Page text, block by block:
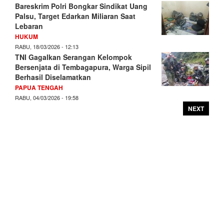
Bareskrim Polri Bongkar Sindikat Uang
Palsu, Target Edarkan Miliaran Saat
Lebaran
HUKUM
RABU, 18/03/2026 - 12:13
TNI Gagalkan Serangan Kelompok
Bersenjata di Tembagapura, Warga Sipil
Berhasil Diselamatkan
PAPUA TENGAH
RABU, 04/03/2026 - 19:58
NEXT